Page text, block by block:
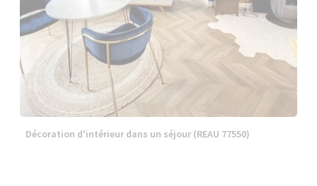
Décoration d'intérieur dans un séjour (REAU 77550)